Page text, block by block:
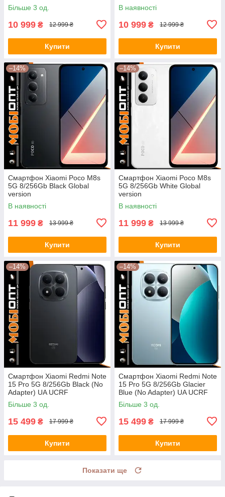
Більше 3 од.
10 999 ₴ 12 999 ₴
Купити
В наявності
10 999 ₴ 12 999 ₴
Купити
–14%
Смартфон Xiaomi Poco M8s
5G 8/256Gb Black Global
version
В наявності
11 999 ₴ 13 999 ₴
Купити
–14%
Смартфон Xiaomi Poco M8s
5G 8/256Gb White Global
version
В наявності
11 999 ₴ 13 999 ₴
Купити
–14%
Смартфон Xiaomi Redmi Note
15 Pro 5G 8/256Gb Black (No
Adapter) UA UCRF
Більше 3 од.
15 499 ₴ 17 999 ₴
Купити
–14%
Смартфон Xiaomi Redmi Note
15 Pro 5G 8/256Gb Glacier
Blue (No Adapter) UA UCRF
Більше 3 од.
15 499 ₴ 17 999 ₴
Купити
Показати ще